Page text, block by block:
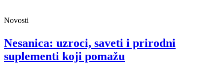
Novosti
Nesanica: uzroci, saveti i prirodni
suplementi koji pomažu